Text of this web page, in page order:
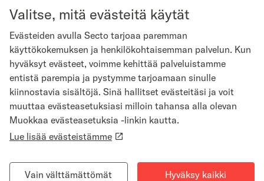
Secto Automotive johtoryhmä
Näytä lisää
Markkinointi, asiakaskokemus ja
tapahtumat
Näytä lisää
Secton compliance ja vastuullisuus
Secton compliance- ja vastuullisuusasioissa voit olla yhteydessä
Noora Floor, Chief Sustainability & Compliance Officer.
Valitse, mitä evästeitä käytät
Evästeiden avulla Secto tarjoaa paremman
käyttökokemuksen ja henkilökohtaisemman palvelun. Kun
hyväksyt evästeet, voimme kehittää palveluistamme
entistä parempia ja pystymme tarjoamaan sinulle
kiinnostavia sisältöjä. Sinä hallitset evästeitäsi ja voit
muuttaa evästeasetuksiasi milloin tahansa alla olevan
Muokkaa evästeasetuksia -linkin kautta.
Lue lisää evästeistämme
Vain välttämättömät Hyväksy kaikki